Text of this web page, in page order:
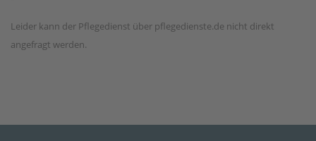
Leider kann der Pflegedienst über pflegedienste.de nicht direkt
angefragt werden.